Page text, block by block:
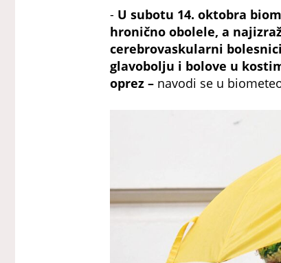
- U subotu 14. oktobra
hronično obolele, a
cerebrovaskularni
glavobolјu i bolove u
oprez –navodi se u